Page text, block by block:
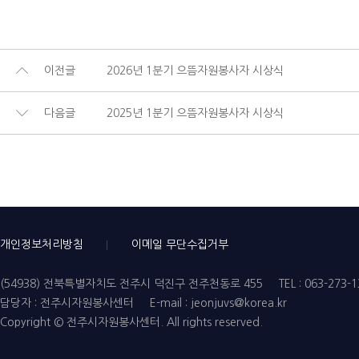
이전글 2026년 1분기 으뜸자원봉사자 시상식
다음글 2025년 1분기 으뜸자원봉사자 시상식
개인정보처리방침 이메일 무단수집거부
(54938) 전북특별자치도 전주시 덕진구 전주천동로 455
TEL : 063-273-
담당자 : 전주시자원봉사센터
E-mail : jeonjuvs@korea.kr
Copyright © 전주시자원봉사센터. All rights reserved.